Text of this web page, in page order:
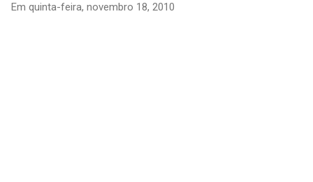
Em quinta-feira, novembro 18, 2010